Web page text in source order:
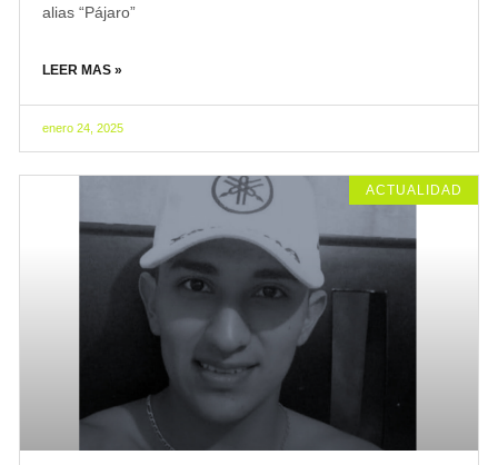
alias “Pájaro”
LEER MAS »
enero 24, 2025
ACTUALIDAD